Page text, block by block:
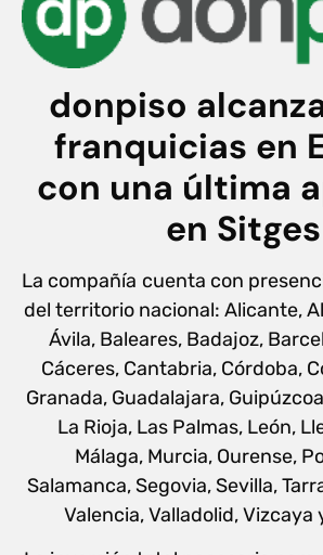
donpiso
franquicias en
con una última
en Sitges
La compañía cuenta con
del territorio nacional: Alicante,
Ávila, Baleares, Badajoz,
Cáceres, Cantabria, Córdoba,
Granada, Guadalajara,
La Rioja, Las Palmas, León,
Málaga, Murcia, Ourense,
Salamanca, Segovia, Sevilla,
Valencia, Valladolid, Vizcaya